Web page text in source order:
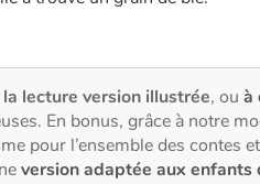
la lecture version illustrée, ou à
En bonus, grâce à notre
pour l’ensemble des contes
version adaptée aux enfants